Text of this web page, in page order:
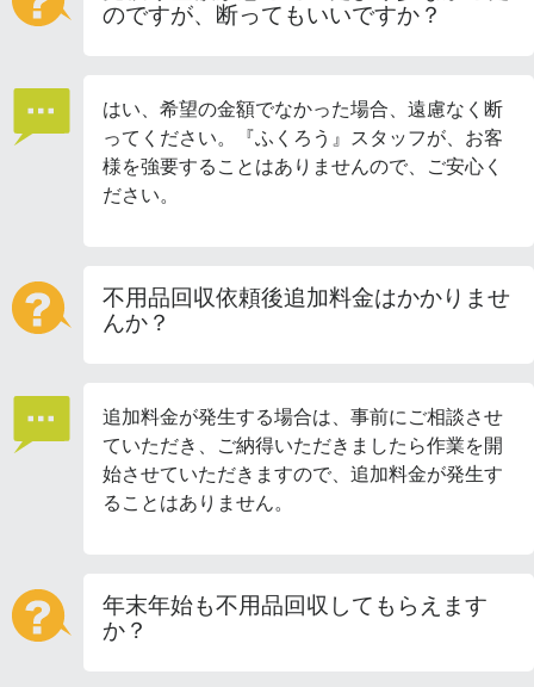
のですが、断ってもいいですか？
はい、希望の金額でなかった場合、遠慮なく断
ってください。『ふくろう』スタッフが、お客
様を強要することはありませんので、ご安心く
ださい。
不用品回収依頼後追加料金はかかりませ
んか？
追加料金が発生する場合は、事前にご相談させ
ていただき、ご納得いただきましたら作業を開
始させていただきますので、追加料金が発生す
ることはありません。
年末年始も不用品回収してもらえます
か？